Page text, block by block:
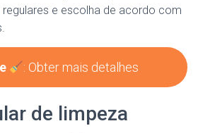
e escolha de acordo com
: Obter mais detalhes
de limpeza